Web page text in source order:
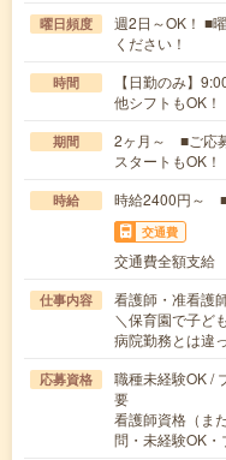
曜日頻度
週2日～OK！ ■
ください！
時間
【日勤のみ】
他シフトもOK
期間
2ヶ月～ ■ご応
スタートもOK！
時給 時給2400円～
交通費
交通費全額支給
仕事内容
看護師・准看護
＼保育園で子ど
病院勤務とは違
応募資格
職種未経験OK /
要
看護師資格（ま
問・未経験OK